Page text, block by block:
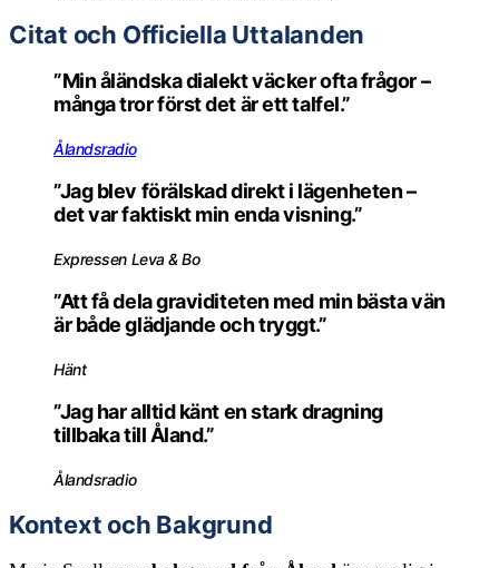
Citat och Officiella Uttalanden
”Min åländska dialekt väcker ofta frågor –
många tror först det är ett talfel.”
Ålandsradio
”Jag blev förälskad direkt i lägenheten –
det var faktiskt min enda visning.”
Expressen Leva & Bo
”Att få dela graviditeten med min bästa vän
är både glädjande och tryggt.”
Hänt
”Jag har alltid känt en stark dragning
tillbaka till Åland.”
Ålandsradio
Kontext och Bakgrund